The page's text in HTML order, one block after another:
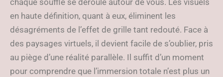
chaque souffle se déroule autour de vous. Les visuels
en haute définition, quant à eux, éliminent les
désagréments de l’effet de grille tant redouté. Face à
des paysages virtuels, il devient facile de s’oublier, pris
au piège d’une réalité parallèle. Il suffit d’un moment
pour comprendre que l’immersion totale n’est plus un